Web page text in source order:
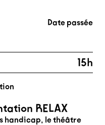
Date passée
15h
RELAX
handicap, le théâtre